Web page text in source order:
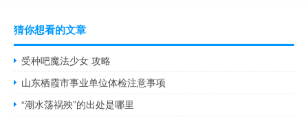
猜你想看的文章
受种吧魔法少女 攻略
山东栖霞市事业单位体检注意事项
“潮水荡祸殃”的出处是哪里